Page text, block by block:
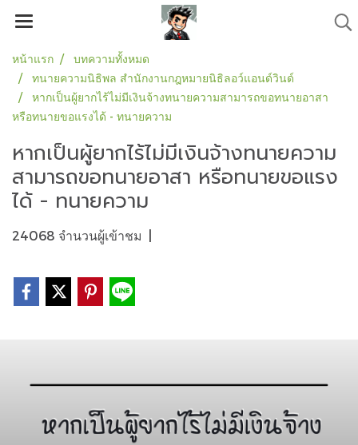
หน้าแรก
บทความทั้งหมด
ทนายความนิธิพล สำนักงานกฎหมายนิธิลอว์แอนด์วินด์
หากเป็นผู้ยากไร้ไม่มีเงินจ้างทนายความสามารถขอทนายอาสา
หรือทนายขอแรงได้ - ทนายความ
หากเป็นผู้ยากไร้ไม่มีเงินจ้างทนายความ
สามารถขอทนายอาสา หรือทนายขอแรง
ได้ - ทนายความ
24068 จำนวนผู้เข้าชม